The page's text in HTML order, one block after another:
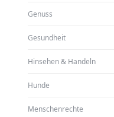
Genuss
Gesundheit
Hinsehen & Handeln
Hunde
Menschenrechte